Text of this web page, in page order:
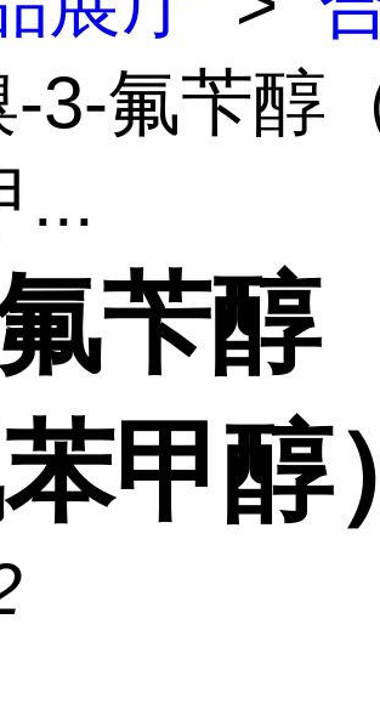
-3-氟苄醇
...
苄醇
甲醇